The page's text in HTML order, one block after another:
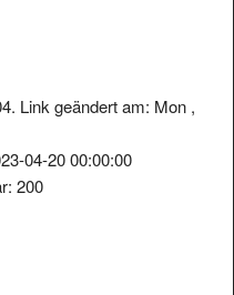
Link geändert am: Mon ,
04-20 00:00:00
200